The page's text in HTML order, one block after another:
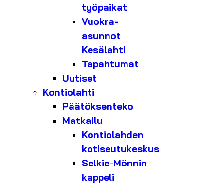
työpaikat
Vuokra-
asunnot
Kesälahti
Tapahtumat
Uutiset
Kontiolahti
Päätöksenteko
Matkailu
Kontiolahden
kotiseutukeskus
Selkie-Mönnin
kappeli